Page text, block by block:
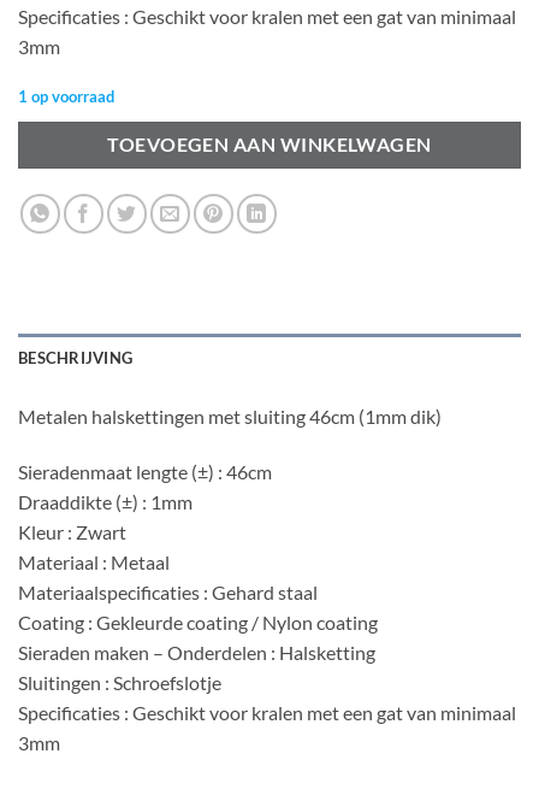
Specificaties : Geschikt voor kralen met een gat van minimaal
3mm
1 op voorraad
TOEVOEGEN AAN WINKELWAGEN
BESCHRIJVING
Metalen halskettingen met sluiting 46cm (1mm dik)
Sieradenmaat lengte (±) : 46cm
Draaddikte (±) : 1mm
Kleur : Zwart
Materiaal : Metaal
Materiaalspecificaties : Gehard staal
Coating : Gekleurde coating / Nylon coating
Sieraden maken – Onderdelen : Halsketting
Sluitingen : Schroefslotje
Specificaties : Geschikt voor kralen met een gat van minimaal
3mm